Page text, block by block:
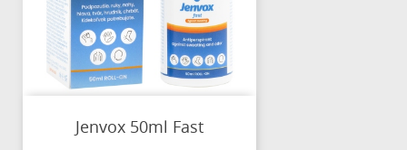
Jenvox 50ml Fast